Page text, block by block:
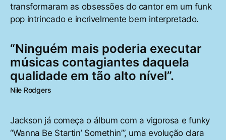
transformaram as obsessões do cantor em um funk
pop intrincado e incrivelmente bem interpretado.
“Ninguém mais poderia executar
músicas contagiantes daquela
qualidade em tão alto nível”.
Nile Rodgers
Jackson já começa o álbum com a vigorosa e funky
“Wanna Be Startin’ Somethin’”, uma evolução clara